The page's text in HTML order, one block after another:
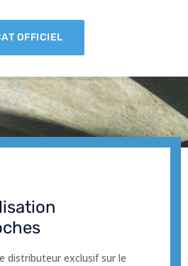
OFFICIEL
distributeur exclusif sur le